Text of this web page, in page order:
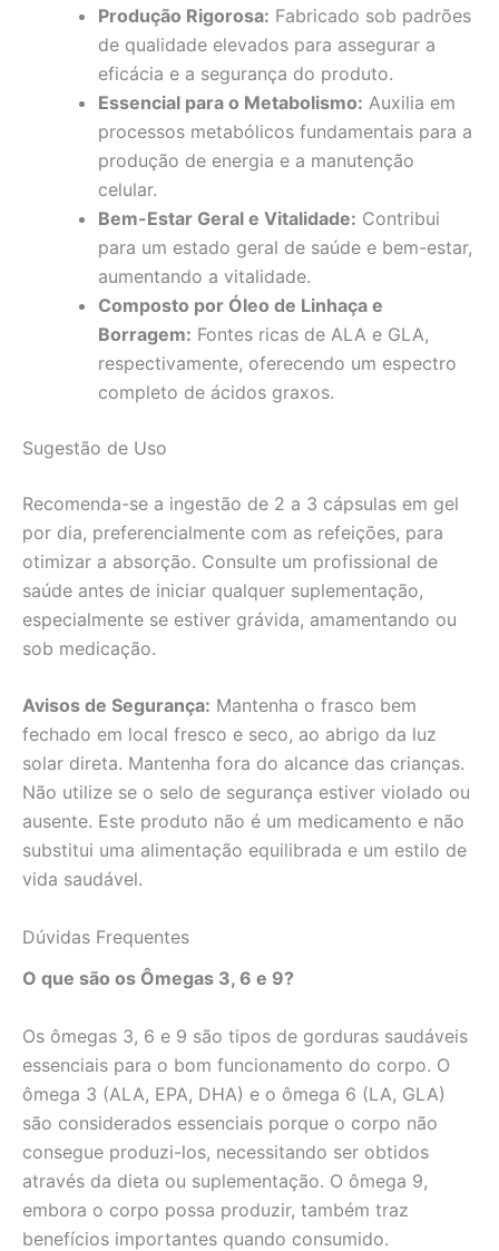
Produção Rigorosa: Fabricado sob padrões
de qualidade elevados para assegurar a
eficácia e a segurança do produto.
Essencial para o Metabolismo: Auxilia em
processos metabólicos fundamentais para a
produção de energia e a manutenção
celular.
Bem-Estar Geral e Vitalidade: Contribui
para um estado geral de saúde e bem-estar,
aumentando a vitalidade.
Composto por Óleo de Linhaça e
Borragem: Fontes ricas de ALA e GLA,
respectivamente, oferecendo um espectro
completo de ácidos graxos.
Sugestão de Uso
Recomenda-se a ingestão de 2 a 3 cápsulas em gel
por dia, preferencialmente com as refeições, para
otimizar a absorção. Consulte um profissional de
saúde antes de iniciar qualquer suplementação,
especialmente se estiver grávida, amamentando ou
sob medicação.
Avisos de Segurança: Mantenha o frasco bem
fechado em local fresco e seco, ao abrigo da luz
solar direta. Mantenha fora do alcance das crianças.
Não utilize se o selo de segurança estiver violado ou
ausente. Este produto não é um medicamento e não
substitui uma alimentação equilibrada e um estilo de
vida saudável.
Dúvidas Frequentes
O que são os Ômegas 3, 6 e 9?
Os ômegas 3, 6 e 9 são tipos de gorduras saudáveis
essenciais para o bom funcionamento do corpo. O
ômega 3 (ALA, EPA, DHA) e o ômega 6 (LA, GLA)
são considerados essenciais porque o corpo não
consegue produzi-los, necessitando ser obtidos
através da dieta ou suplementação. O ômega 9,
embora o corpo possa produzir, também traz
benefícios importantes quando consumido.